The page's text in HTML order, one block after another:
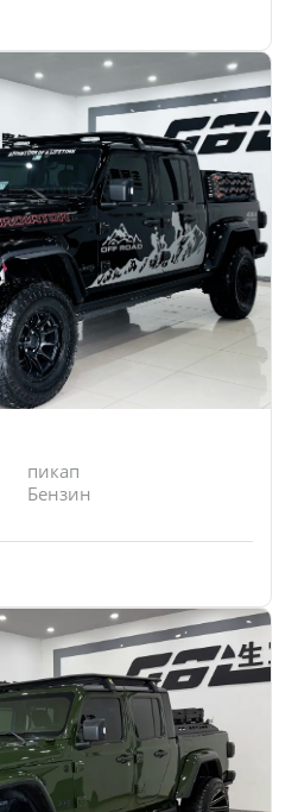
пикап
Бензин